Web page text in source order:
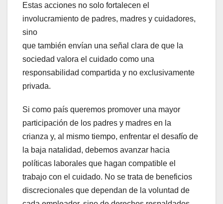
Estas acciones no solo fortalecen el
involucramiento de padres, madres y cuidadores,
sino
que también envían una señal clara de que la
sociedad valora el cuidado como una
responsabilidad compartida y no exclusivamente
privada.
Si como país queremos promover una mayor
participación de los padres y madres en la
crianza y, al mismo tiempo, enfrentar el desafío de
la baja natalidad, debemos avanzar hacia
políticas laborales que hagan compatible el
trabajo con el cuidado. No se trata de beneficios
discrecionales que dependan de la voluntad de